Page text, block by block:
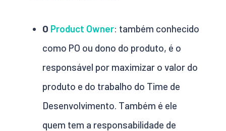
O Product Owner: também conhecido
como PO ou dono do produto, é o
responsável por maximizar o valor do
produto e do trabalho do Time de
Desenvolvimento. Também é ele
quem tem a responsabilidade de